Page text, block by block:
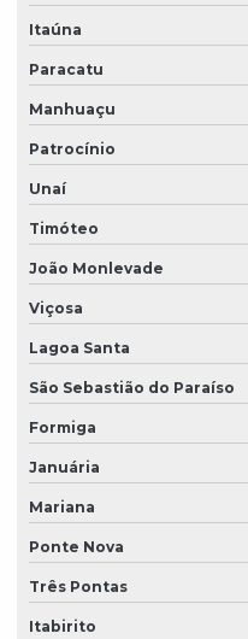
Itaúna
Paracatu
Manhuaçu
Patrocínio
Unaí
Timóteo
João Monlevade
Viçosa
Lagoa Santa
São Sebastião do Paraíso
Formiga
Januária
Mariana
Ponte Nova
Três Pontas
Itabirito